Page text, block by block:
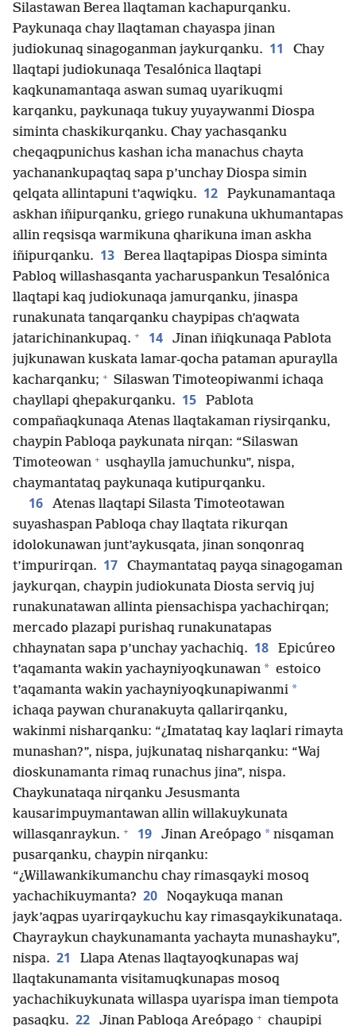
Silastawan Berea llaqtaman kachapurqanku.
Paykunaqa chay llaqtaman chayaspa jinan
judiokunaq sinagoganman jaykurqanku. 11
Chay
llaqtapi judiokunaqa Tesalónica llaqtapi
kaqkunamantaqa aswan sumaq uyarikuqmi
karqanku, paykunaqa tukuy yuyaywanmi Diospa
siminta chaskikurqanku. Chay yachasqanku
cheqaqpunichus kashan icha manachus chayta
yachanankupaqtaq sapa p’unchay Diospa simin
qelqata allintapuni t’aqwiqku. 12
Paykunamantaqa
askhan iñipurqanku, griego runakuna ukhumantapas
allin reqsisqa warmikuna qharikuna iman askha
iñipurqanku. 13
Berea llaqtapipas Diospa siminta
Pabloq willashasqanta yacharuspankun Tesalónica
llaqtapi kaq judiokunaqa jamurqanku, jinaspa
runakunata tanqarqanku chaypipas ch’aqwata
jatarichinankupaq. + 14
Jinan iñiqkunaqa Pablota
jujkunawan kuskata lamar-qocha pataman apuraylla
kacharqanku; + Silaswan Timoteopiwanmi ichaqa
chayllapi qhepakurqanku. 15
Pablota
compañaqkunaqa Atenas llaqtakaman riysirqanku,
chaypin Pabloqa paykunata nirqan: “Silaswan
Timoteowan + usqhaylla jamuchunku”, nispa,
chaymantataq paykunaqa kutipurqanku.
16
Atenas llaqtapi Silasta Timoteotawan
suyashaspan Pabloqa chay llaqtata rikurqan
idolokunawan junt’aykusqata, jinan sonqonraq
t’impurirqan. 17
Chaymantataq payqa sinagogaman
jaykurqan, chaypin judiokunata Diosta serviq juj
runakunatawan allinta piensachispa yachachirqan;
mercado plazapi purishaq runakunatapas
chhaynatan sapa p’unchay yachachiq. 18
Epicúreo
t’aqamanta wakin yachayniyoqkunawan * estoico
t’aqamanta wakin yachayniyoqkunapiwanmi *
ichaqa paywan churanakuyta qallarirqanku,
wakinmi nisharqanku: “¿Imatataq kay laqlari rimayta
munashan?”, nispa, jujkunataq nisharqanku: “Waj
dioskunamanta rimaq runachus jina”, nispa.
Chaykunataqa nirqanku Jesusmanta
kausarimpuymantawan allin willakuykunata
willasqanraykun. + 19 Jinan Areópago * nisqaman
pusarqanku, chaypin nirqanku:
“¿Willawankikumanchu chay rimasqayki mosoq
yachachikuymanta? 20
Noqaykuqa manan
jayk’aqpas uyarirqaykuchu kay rimasqaykikunataqa.
Chayraykun chaykunamanta yachayta munashayku”,
nispa. 21
Llapa Atenas llaqtayoqkunapas waj
llaqtakunamanta visitamuqkunapas mosoq
yachachikuykunata willaspa uyarispa iman tiempota
pasaqku. 22 Jinan Pabloqa Areópago + chaupipi